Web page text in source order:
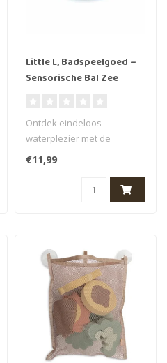
Little L, Badspeelgoed –
Sensorische Bal Zee
Ontdek eindeloos
waterplezier met de
sensorische badballen van
Little L, geïnsp..
€11,99